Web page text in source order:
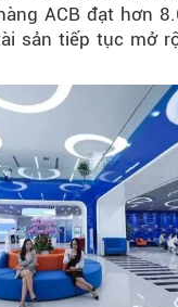
ACB đạt hơn
sản tiếp tục mở